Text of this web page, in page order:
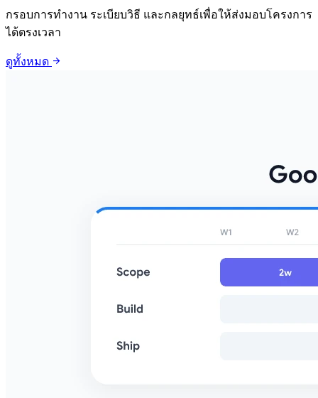
กรอบการทำงาน ระเบียบวิธี และกลยุทธ์เพื่อให้ส่งมอบโครงการ
ได้ตรงเวลา
ดูทั้งหมด arrow_forward